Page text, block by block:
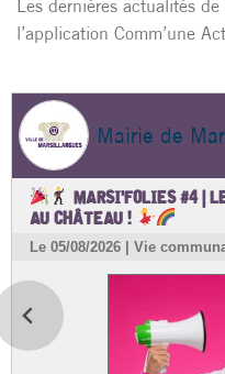
Les dernières actualités
l’application Comm’une
Mairie de
MARSI'FOLIES #4 |
AU CHÂTEAU !
Le 05/08/2026 | Vie